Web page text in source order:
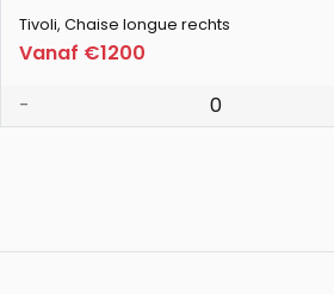
Tivoli, Chaise longue rechts
Vanaf €1200
-
0